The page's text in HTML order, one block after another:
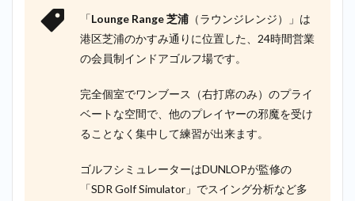
「Lounge Range 芝浦 （ラウンジレンジ）」は
港区芝浦のかすみ通りに位置した、24時間営業
の会員制インドアゴルフ場です。
完全個室でワンブース（右打席のみ）のプライ
ベートな空間で、他のプレイヤーの邪魔を受け
ることなく集中して練習が出来ます。
ゴルフシミュレーターはDUNLOPが監修の
「SDR Golf Simulator」でスイング分析など多